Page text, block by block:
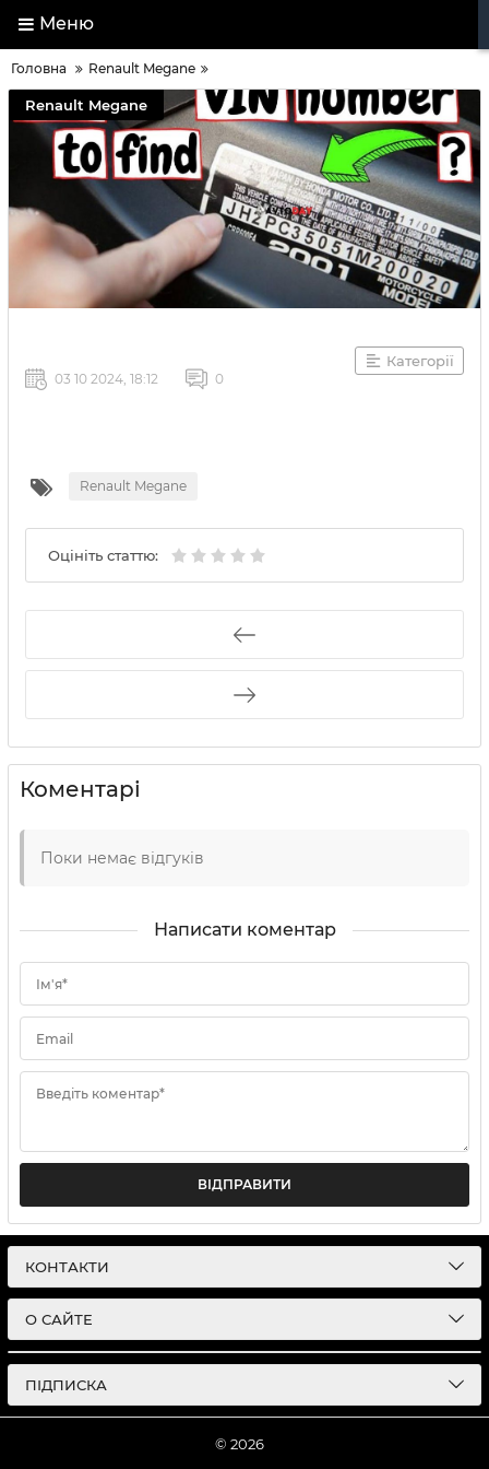
Меню
Головна Renault Megane
Renault Megane
Категорії
03 10 2024, 18:12 0
Renault Megane
Оцініть статтю:
Коментарі
Поки немає відгуків
Написати коментар
Ім'я*
Email
Введіть коментар*
ВІДПРАВИТИ
КОНТАКТИ
О САЙТЕ
ПІДПИСКА
© 2026